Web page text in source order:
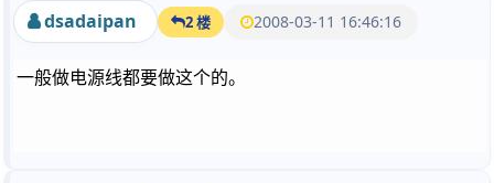
dsadaipan 2 楼 2008-03-11 16:46:16
一般做电源线都要做这个的。